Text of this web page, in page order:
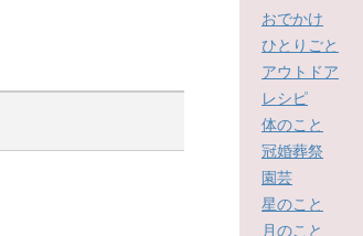
おでかけ
ひとりごと
アウトドア
レシピ
体のこと
冠婚葬祭
園芸
星のこと
月のこと